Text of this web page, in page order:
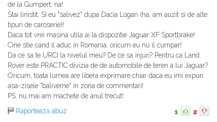
de la Gumpert, na!
Stai linistit, SI eu "salivez" dupa Dacia Logan (ha, am auzit si de alte
tipuri de caroserie)!
Daca tot vrei masina utila ai la dispozitie Jaguar XF Sportbrake!
Cine stie cand il aduc in Romania, oricum eu nu il cumpar!
Da ce sa te URCI la nivelul meu? De ce sa injuri? Pentru ca Land
Rover este PRACTIC divizia de de automobile de teren a lui Jaguar?
Oricum, toata lumea are libera exprimare chiar daca eu imi expun
asa-zisele "baliverne" in zona de commentari!
PS: nu mai am machete de anul trecut!
Raportează abuz
1 2